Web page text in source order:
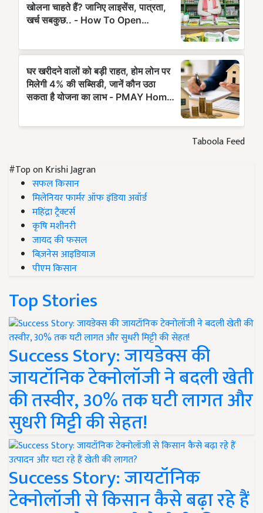
Taboola Feed
#Top on Krishi Jagran
सफल किसान
मिलेनियर फार्मर ऑफ इंडिया अवॉर्ड
महिंद्रा ट्रैक्टर्स
कृषि मशीनरी
जायद की फसल
बिज़नेस आइडियाज
पीएम किसान
Top Stories
Success Story: जायडेक्स की
जायटॉनिक टेक्नोलॉजी ने बदली खेती
की तस्वीर, 30% तक घटी लागत और
सुधरी मिट्टी की सेहत!
Success Story: जायटॉनिक
टेक्नोलॉजी से किसान कैसे बढ़ा रहे हैं